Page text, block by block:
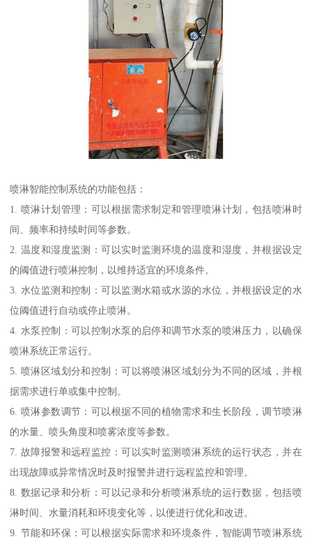
喷淋智能控制系统的功能包括：
1. 喷淋计划管理：可以根据需求制定和管理喷淋计划，包括喷淋时
间、频率和持续时间等参数。
2. 温度和湿度监测：可以实时监测环境的温度和湿度，并根据设定
的阈值进行喷淋控制，以维持适宜的环境条件。
3. 水位监测和控制：可以监测水箱或水源的水位，并根据设定的水
位阈值进行自动或停止喷淋。
4. 水泵控制：可以控制水泵的启停和调节水泵的喷淋压力，以确保
喷淋系统正常运行。
5. 喷淋区域划分和控制：可以将喷淋区域划分为不同的区域，并根
据需求进行单或集中控制。
6. 喷淋参数调节：可以根据不同的植物需求和生长阶段，调节喷淋
的水量、喷头角度和喷雾浓度等参数。
7. 故障报警和远程监控：可以实时监测喷淋系统的运行状态，并在
出现故障或异常情况时及时报警并进行远程监控和管理。
8. 数据记录和分析：可以记录和分析喷淋系统的运行数据，包括喷
淋时间、水量消耗和环境变化等，以便进行优化和改进。
9. 节能和环保：可以根据实际需求和环境条件，智能调节喷淋系统